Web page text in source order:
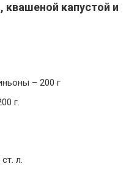
капустой и
– 200 г
г.
л.